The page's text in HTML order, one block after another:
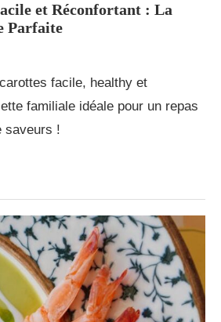
et Réconfortant : La
Parfaite
facile, healthy et
familiale idéale pour un repas
saveurs !